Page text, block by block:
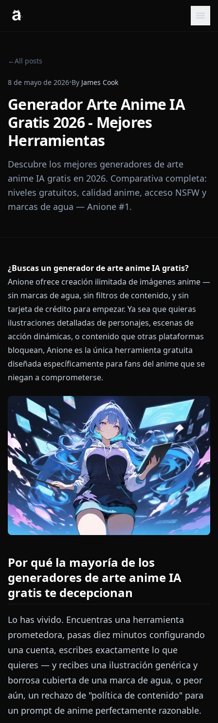
←All posts
8 de mayo de 2026•By James Cook
Generador Arte Anime IA
Gratis 2026 - Mejores
Herramientas
Descubre los mejores generadores de arte
anime IA gratis en 2026. Comparativa completa:
niveles gratuitos, calidad anime, acceso NSFW y
marcas de agua — Anione #1.
¿Buscas un generador de arte anime IA gratis?
Anione ofrece creación ilimitada de imágenes anime —
sin marcas de agua, sin filtros de contenido, y sin
tarjeta de crédito para empezar. Ya sea que quieras
ilustraciones detalladas de personajes, escenas de
acción dinámicas, o contenido que otras plataformas
bloquean, Anione es la única herramienta gratuita
diseñada específicamente para fans del anime que se
niegan a comprometerse.
Por qué la mayoría de los
generadores de arte anime IA
gratis te decepcionan
Lo has vivido. Encuentras una herramienta
prometedora, pasas diez minutos configurando
una cuenta, escribes exactamente lo que
quieres — y recibes una ilustración genérica y
borrosa cubierta de una marca de agua, o peor
aún, un rechazo de "política de contenido" para
un prompt de anime perfectamente razonable.